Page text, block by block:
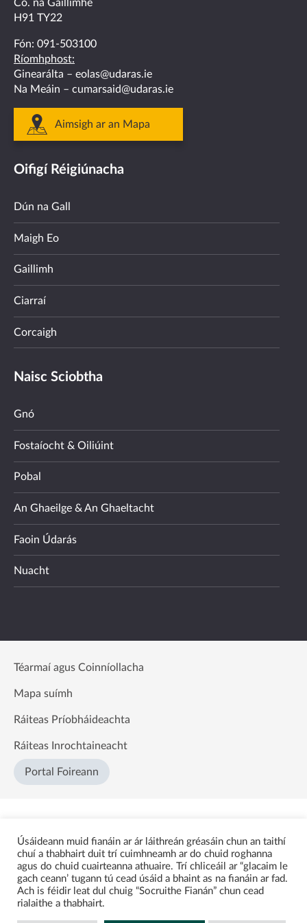
Co. na Gaillimhe
H91 TY22
Fón: 091-503100
Ríomhphost:
Ginearálta – eolas@udaras.ie
Na Meáin – cumarsaid@udaras.ie
Aimsigh ar an Mapa
Oifigí Réigiúnacha
Dún na Gall
Maigh Eo
Gaillimh
Ciarraí
Corcaigh
Naisc Sciobtha
Gnó
Fostaíocht & Oiliúint
Pobal
An Ghaeilge & An Ghaeltacht
Faoin Údarás
Nuacht
Téarmaí agus Coinníollacha
Mapa suímh
Ráiteas Príobháideachta
Ráiteas Inrochtaineacht
Portal Foireann
Úsáideann muid fianáin ar ár láithreán gréasáin chun an taithí
chuí a thabhairt duit trí cuimhneamh ar do chuid roghanna
agus do chuid cuairteanna athuaire. Trí chliceáil ar “glacaim le
gach ceann’ tugann tú cead úsáid a bhaint as na fianáin ar fad.
Ach is féidir leat dul chuig “Socruithe Fianán” chun cead
rialaithe a thabhairt.